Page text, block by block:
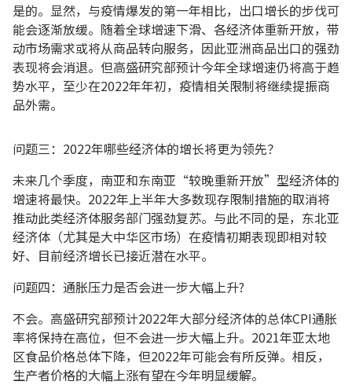
是的。显然，与疫情爆发的第一年相比，出口增长的步伐可
能会逐渐放缓。随着全球增速下滑、各经济体重新开放，带
动市场需求或将从商品转向服务，因此亚洲商品出口的强劲
表现将会消退。但高盛研究部预计今年全球增速仍将高于趋
势水平，至少在2022年年初，疫情相关限制将继续提振商
品外需。
问题三：2022年哪些经济体的增长将更为领先？
未来几个季度，南亚和东南亚“较晚重新开放”型经济体的
增速将最快。2022年上半年大多数现存限制措施的取消将
推动此类经济体服务部门强劲复苏。与此不同的是，东北亚
经济体（尤其是大中华区市场）在疫情初期表现即相对较
好、目前经济增长已接近潜在水平。
问题四：通胀压力是否会进一步大幅上升?
不会。高盛研究部预计2022年大部分经济体的总体CPI通胀
率将保持在高位，但不会进一步大幅上升。2021年亚太地
区食品价格总体下降，但2022年可能会有所反弹。相反，
生产者价格的大幅上涨有望在今年明显缓解。